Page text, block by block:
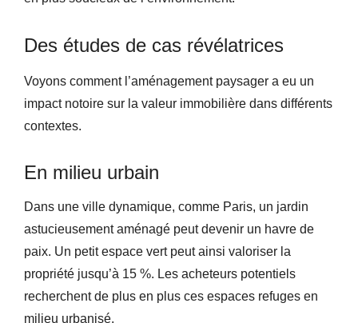
Des études de cas révélatrices
Voyons comment l’aménagement paysager a eu un
impact notoire sur la valeur immobilière dans différents
contextes.
En milieu urbain
Dans une ville dynamique, comme Paris, un jardin
astucieusement aménagé peut devenir un havre de
paix. Un petit espace vert peut ainsi valoriser la
propriété jusqu’à 15 %. Les acheteurs potentiels
recherchent de plus en plus ces espaces refuges en
milieu urbanisé.